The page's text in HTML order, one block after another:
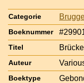
Categorie
Boeknummer
Titel
Auteur
Boektype